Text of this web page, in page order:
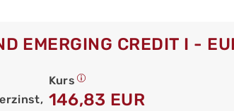
EMERGING CREDIT I -
Kurs
146,83 EUR